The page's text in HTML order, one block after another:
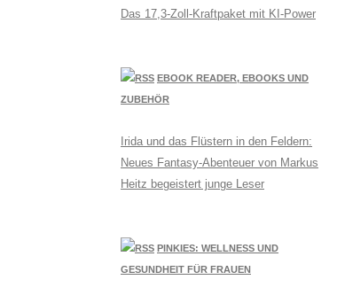
Das 17,3-Zoll-Kraftpaket mit KI-Power
EBOOK READER, EBOOKS UND
ZUBEHÖR
Irida und das Flüstern in den Feldern:
Neues Fantasy-Abenteuer von Markus
Heitz begeistert junge Leser
PINKIES: WELLNESS UND
GESUNDHEIT FÜR FRAUEN